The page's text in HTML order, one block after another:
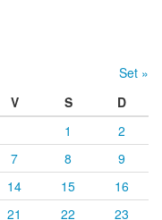
Set »
V S
D
1
2
7 8
9
14 15
16
21 22
23